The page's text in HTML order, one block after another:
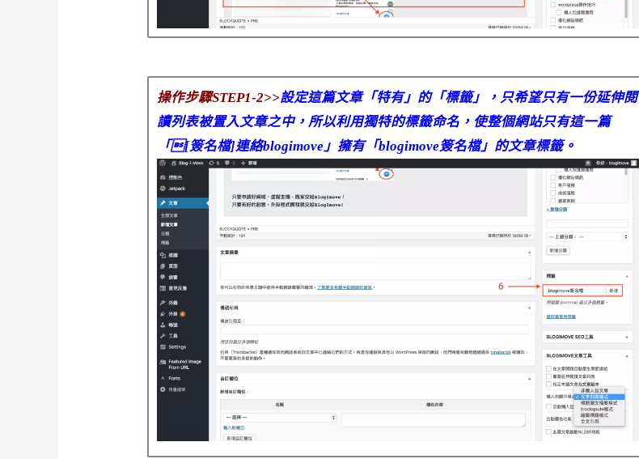
操作步驟STEP1-2>>設定這篇文章「特有」的「標籤」，只希望只有一份延伸閱
讀列表被置入文章之中，所以利用獨特的標籤命名，使整個網站只有這一篇
「[簽名檔]連絡blogimove」擁有「blogimove簽名檔」的文章標籤。